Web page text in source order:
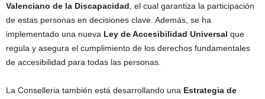
Valenciano de la Discapacidad , el cual garantiza la participación
de estas personas en decisiones clave. Además, se ha
implementado una nueva Ley de Accesibilidad Universal que
regula y asegura el cumplimiento de los derechos fundamentales
de accesibilidad para todas las personas.
La Conselleria también está desarrollando una Estrategia de